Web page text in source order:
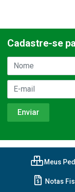
Cadastre-se
Meus
Notas